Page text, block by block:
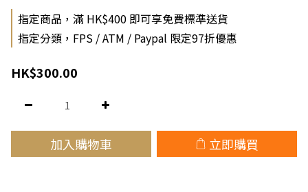
指定商品，滿 HK$400 即可享免費標準送貨
指定分類，FPS / ATM / Paypal 限定97折優惠
HK$300.00
加入購物車 立即購買